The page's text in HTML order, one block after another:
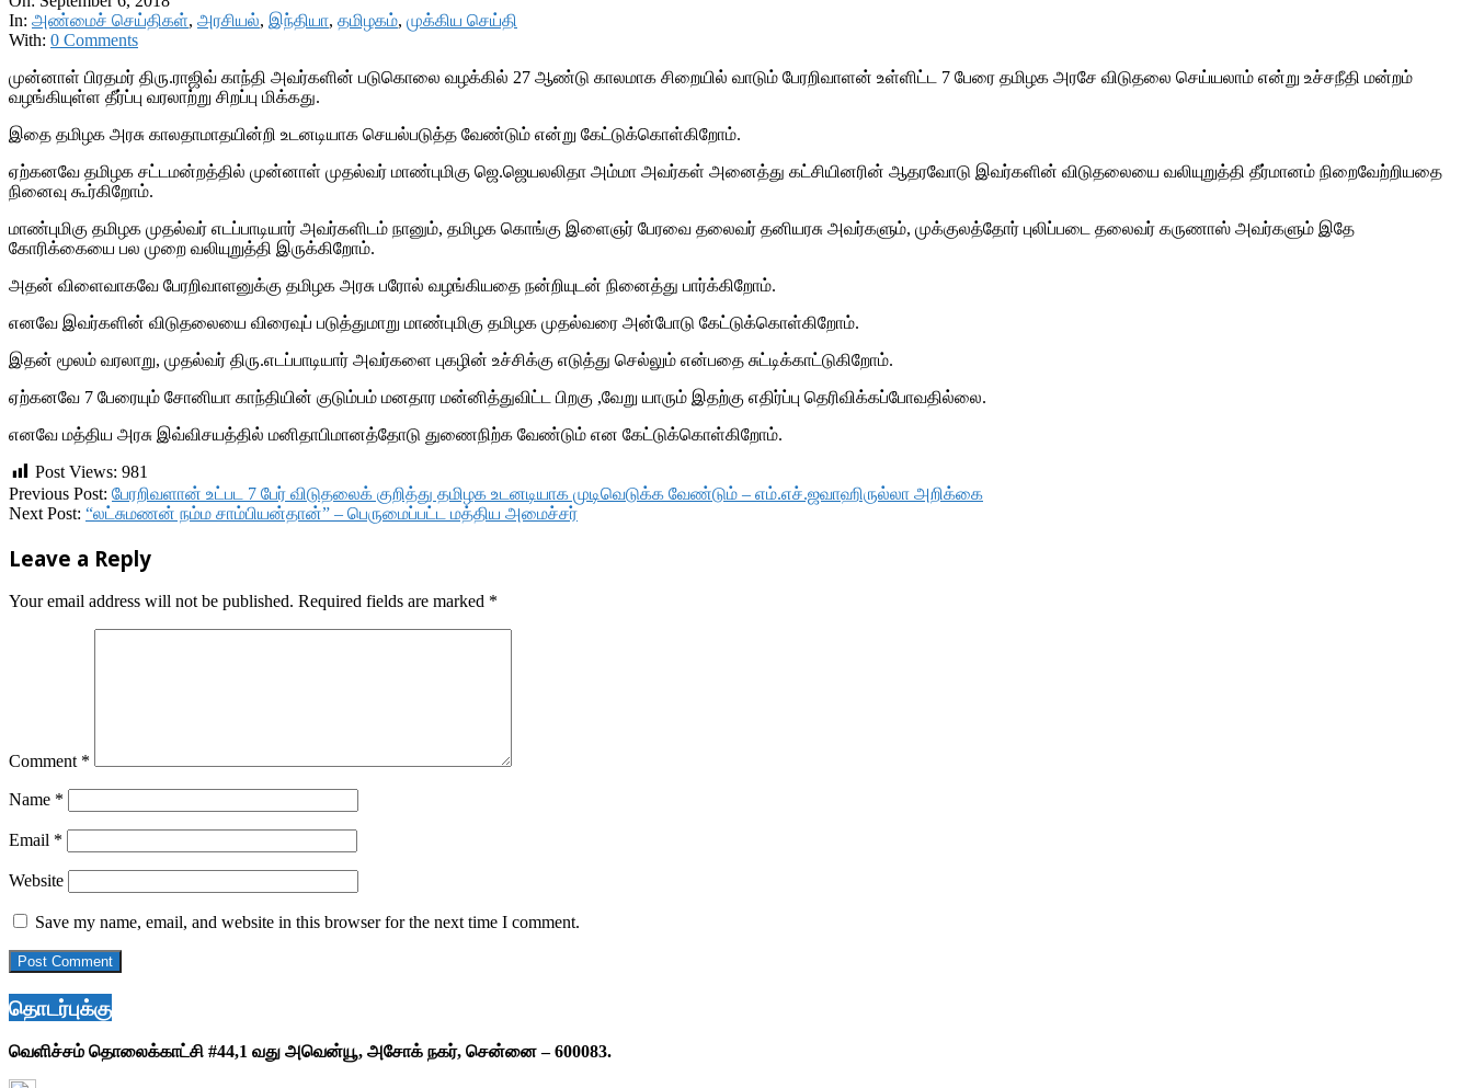
In: அண்மைச் செய்திகள், அரசியல், இந்தியா, தமிழகம், முக்கிய செய்தி
With: 0 Comments
முன்னாள் பிரதமர் திரு.ராஜிவ் காந்தி அவர்களின் படுகொலை வழக்கில் 27 ஆண்டு காலமாக சிறையில் வாடும் பேரறிவாளன் உள்ளிட்ட 7 பேரை தமிழக அரசே விடுதலை செய்யலாம் என்று உச்சநீதி மன்றம்
வழங்கியுள்ள தீர்ப்பு வரலாற்று சிறப்பு மிக்கது.
இதை தமிழக அரசு காலதாமாதயின்றி உடனடியாக செயல்படுத்த வேண்டும் என்று கேட்டுக்கொள்கிறோம்.
ஏற்கனவே தமிழக சட்டமன்றத்தில் முன்னாள் முதல்வர் மாண்புமிகு ஜெ.ஜெயலலிதா அம்மா அவர்கள் அனைத்து கட்சியினரின் ஆதரவோடு இவர்களின் விடுதலையை வலியுறுத்தி தீர்மானம் நிறைவேற்றியதை
நினைவு கூர்கிறோம்.
மாண்புமிகு தமிழக முதல்வர் எடப்பாடியார் அவர்களிடம் நானும், தமிழக கொங்கு இளைஞர் பேரவை தலைவர் தனியரசு அவர்களும், முக்குலத்தோர் புலிப்படை தலைவர் கருணாஸ் அவர்களும் இதே
கோரிக்கையை பல முறை வலியுறுத்தி இருக்கிறோம்.
அதன் விளைவாகவே பேரறிவாளனுக்கு தமிழக அரசு பரோல் வழங்கியதை நன்றியுடன் நினைத்து பார்க்கிறோம்.
எனவே இவர்களின் விடுதலையை விரைவுப் படுத்துமாறு மாண்புமிகு தமிழக முதல்வரை அன்போடு கேட்டுக்கொள்கிறோம்.
இதன் மூலம் வரலாறு, முதல்வர் திரு.எடப்பாடியார் அவர்களை புகழின் உச்சிக்கு எடுத்து செல்லும் என்பதை சுட்டிக்காட்டுகிறோம்.
ஏற்கனவே 7 பேரையும் சோனியா காந்தியின் குடும்பம் மனதார மன்னித்துவிட்ட பிறகு ,வேறு யாரும் இதற்கு எதிர்ப்பு தெரிவிக்கப்போவதில்லை.
எனவே மத்திய அரசு இவ்விசயத்தில் மனிதாபிமானத்தோடு துணைநிற்க வேண்டும் என கேட்டுக்கொள்கிறோம்.
Post Views: 981
2018-
09-
Previous Post: பேரறிவளான் உட்பட 7 பேர் விடுதலைக் குறித்து தமிழக உடனடியாக முடிவெடுக்க வேண்டும் – எம்.எச்.ஜவாஹிருல்லா அறிக்கை
Next Post: “லட்சுமணன் நம்ம சாம்பியன்தான்” – பெருமைப்பட்ட மத்திய அமைச்சர்
Leave a Reply
Your email address will not be published. Required fields are marked *
Comment *
Name *
Email *
Website
Save my name, email, and website in this browser for the next time I comment.
தொடர்புக்கு
வெளிச்சம் தொலைக்காட்சி #44,1 வது அவென்யூ, அசோக் நகர், சென்னை – 600083.